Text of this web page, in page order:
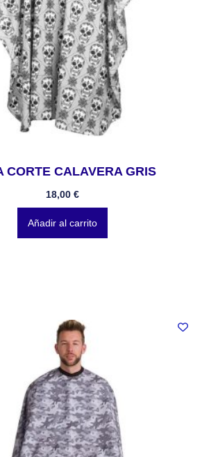
CORTE CALAVERA GRIS
18,00 €
Añadir al carrito